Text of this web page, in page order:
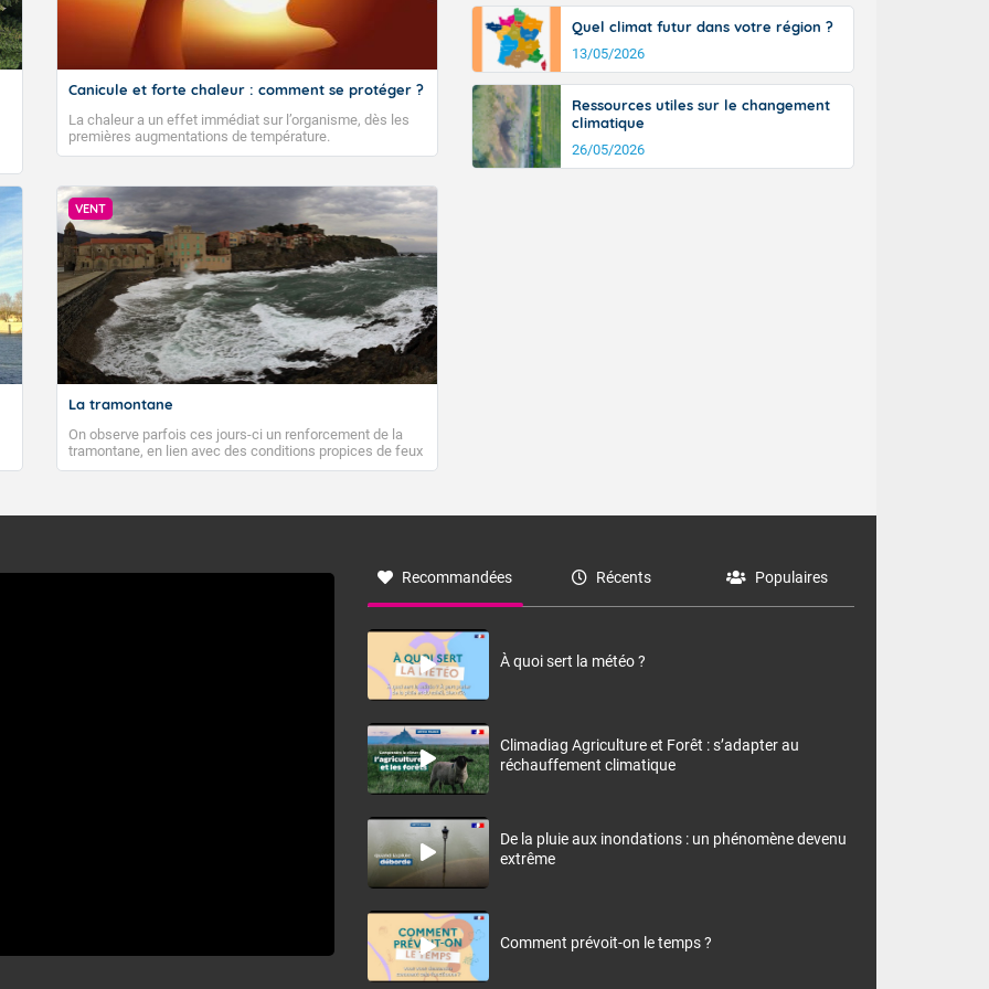
Canicule et forte chaleur : comment se protéger ?
La chaleur a un effet immédiat sur l’organisme, dès les
premières augmentations de température.
VENT
La tramontane
On observe parfois ces jours-ci un renforcement de la
tramontane, en lien avec des conditions propices de feux
de forêt. Mais qu'est-ce que la tramontane ? Quelles sont
à nord-ouest, dans un secteur qui part du Roussillon à la
monts, en allusion aux régions montagneuses d’où
Quel climat futur dans votre région ?
13/05/2026
Ressources utiles sur le changement
climatique
26/05/2026
Recommandées Récents Populaires
À quoi sert la météo ?
Climadiag Agriculture et Forêt : s’adapter au
réchauffement climatique
De la pluie aux inondations : un phénomène devenu
extrême
Comment prévoit-on le temps ?